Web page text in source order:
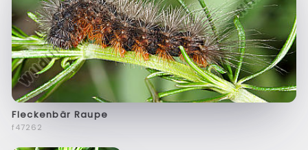
Fleckenbär Raupe
f47262